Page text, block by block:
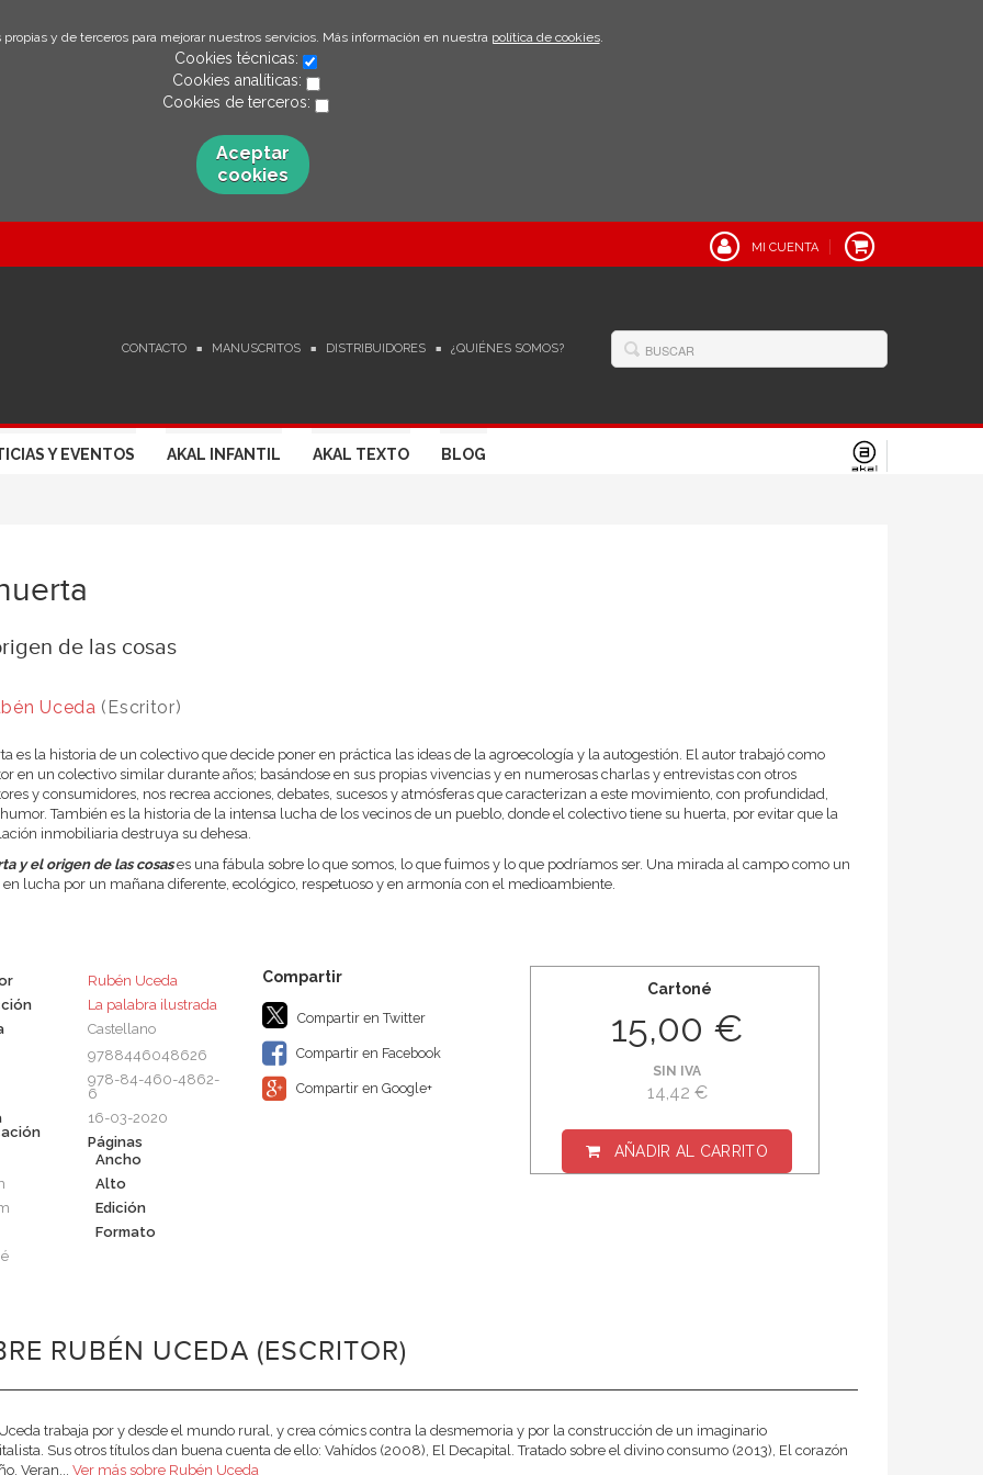
y de terceros para mejorar nuestros servicios. Más información en nuestra política de cookies.
Cookies técnicas:
Cookies analíticas:
Cookies de terceros:
Aceptar
cookies
MI CUENTA
CONTACTO MANUSCRITOS DISTRIBUIDORES ¿QUIÉNES SOMOS?
Y EVENTOS AKAL INFANTIL AKAL TEXTO BLOG
de las cosas
Uceda (Escritor)
es la historia de un colectivo que decide poner en práctica las ideas de la agroecología y la autogestión. El autor trabajó como
en un colectivo similar durante años; basándose en sus propias vivencias y en numerosas charlas y entrevistas con otros
y consumidores, nos recrea acciones, debates, sucesos y atmósferas que caracterizan a este movimiento, con profundidad,
También es la historia de la intensa lucha de los vecinos de un pueblo, donde el colectivo tiene su huerta, por evitar que la
inmobiliaria destruya su dehesa.
y el origen de las cosases una fábula sobre lo que somos, lo que fuimos y lo que podríamos ser. Una mirada al campo como un
en lucha por un mañana diferente, ecológico, respetuoso y en armonía con el medioambiente.
Rubén Uceda
La palabra ilustrada
Castellano
9788446048626
978-84-460-4862-
6
16-03-2020
Páginas
Ancho
Alto
Edición
Formato
Compartir en Twitter
Compartir en Facebook
Compartir en Google+
Cartoné
15,00 €
SIN IVA
14,42 €
AÑADIR AL CARRITO
RUBÉN UCEDA (ESCRITOR)
trabaja por y desde el mundo rural, y crea cómics contra la desmemoria y por la construcción de un imaginario
Sus otros títulos dan buena cuenta de ello: Vahídos (2008), El Decapital. Tratado sobre el divino consumo (2013), El corazón
Veran... Ver más sobre Rubén Uceda